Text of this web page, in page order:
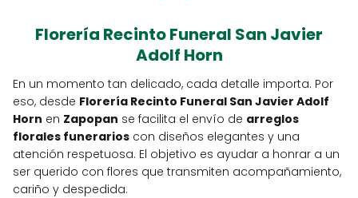
Florería Recinto Funeral San Javier
Adolf Horn
En un momento tan delicado, cada detalle importa. Por
eso, desde Florería Recinto Funeral San Javier Adolf
Horn en Zapopan se facilita el envío de arreglos
florales funerarios con diseños elegantes y una
atención respetuosa. El objetivo es ayudar a honrar a un
ser querido con flores que transmiten acompañamiento,
cariño y despedida.